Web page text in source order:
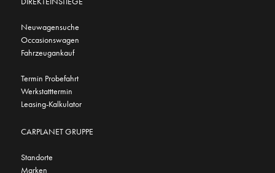
Neuwagensuche
Occasionswagen
Fahrzeugankauf
Termin Probefahrt
Werkstatttermin
Leasing-Kalkulator
CARPLANET GRUPPE
Standorte
Marken